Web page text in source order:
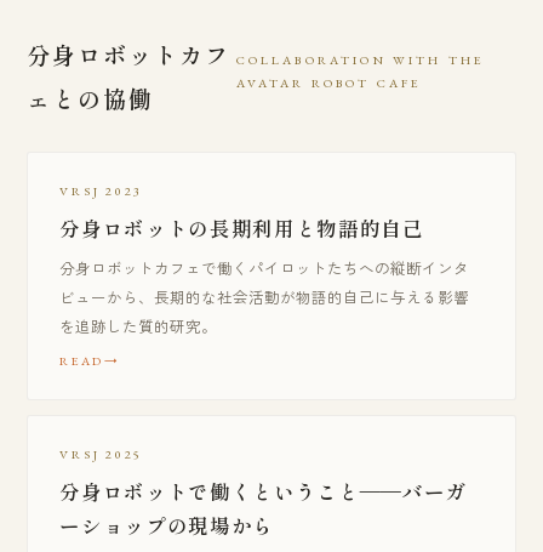
分身ロボットカフ
ェとの協働
COLLABORATION WITH THE
AVATAR ROBOT CAFE
VRSJ 2023
分身ロボットの長期利用と物語的自己
分身ロボットカフェで働くパイロットたちへの縦断インタ
ビューから、長期的な社会活動が物語的自己に与える影響
を追跡した質的研究。
READ
VRSJ 2025
分身ロボットで働くということ——バーガ
ーショップの現場から